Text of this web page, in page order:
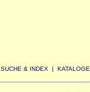
SUCHE & INDEX | KATALOGE